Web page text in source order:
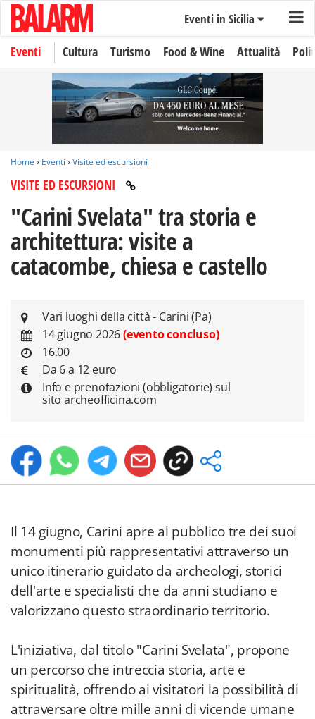
Eventi in Sicilia
Eventi Cultura Turismo Food & Wine Attualità
Home › Eventi › Visite ed escursioni
VISITE ED ESCURSIONI
"Carini Svelata" tra storia e
architettura: visite a
catacombe, chiesa e castello
Vari luoghi della città - Carini (Pa)
14 giugno 2026(evento concluso)
16.00
Da 6 a 12 euro
Info e prenotazioni (obbligatorie) sul
sito archeofficina.com
Il 14 giugno, Carini apre al pubblico tre dei suoi
monumenti più rappresentativi attraverso un
unico itinerario guidato da archeologi, storici
dell'arte e specialisti che da anni studiano e
valorizzano questo straordinario territorio.
L'iniziativa, dal titolo "Carini Svelata", propone
un percorso che intreccia storia, arte e
spiritualità, offrendo ai visitatori la possibilità di
attraversare oltre mille anni di vicende umane